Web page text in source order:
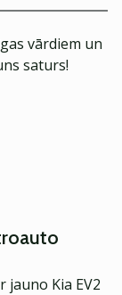
vārdiem un
saturs!
jauno Kia EV2